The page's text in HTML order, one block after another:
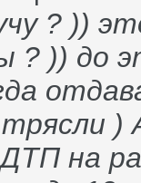
? ))
? )) до
)
на